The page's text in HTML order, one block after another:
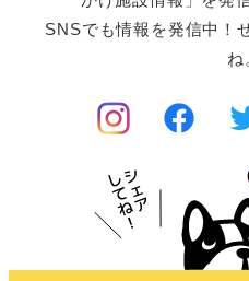
SNSでも情報を発信中！
ね